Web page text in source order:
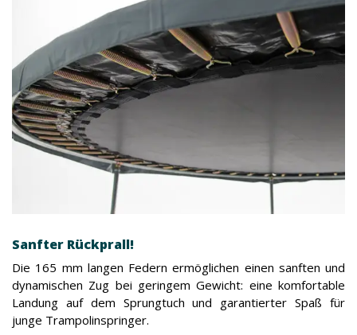
Sanfter Rückprall!
Die 165 mm langen Federn ermöglichen einen sanften und
dynamischen Zug bei geringem Gewicht: eine komfortable
Landung auf dem Sprungtuch und garantierter Spaß für
junge Trampolinspringer.